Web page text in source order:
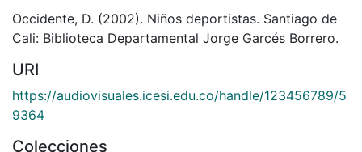
Da clic sobre la imágen para abrir la galería.
Occidente, D. (2002). Niños deportistas. Santiago de
Cali: Biblioteca Departamental Jorge Garcés Borrero.